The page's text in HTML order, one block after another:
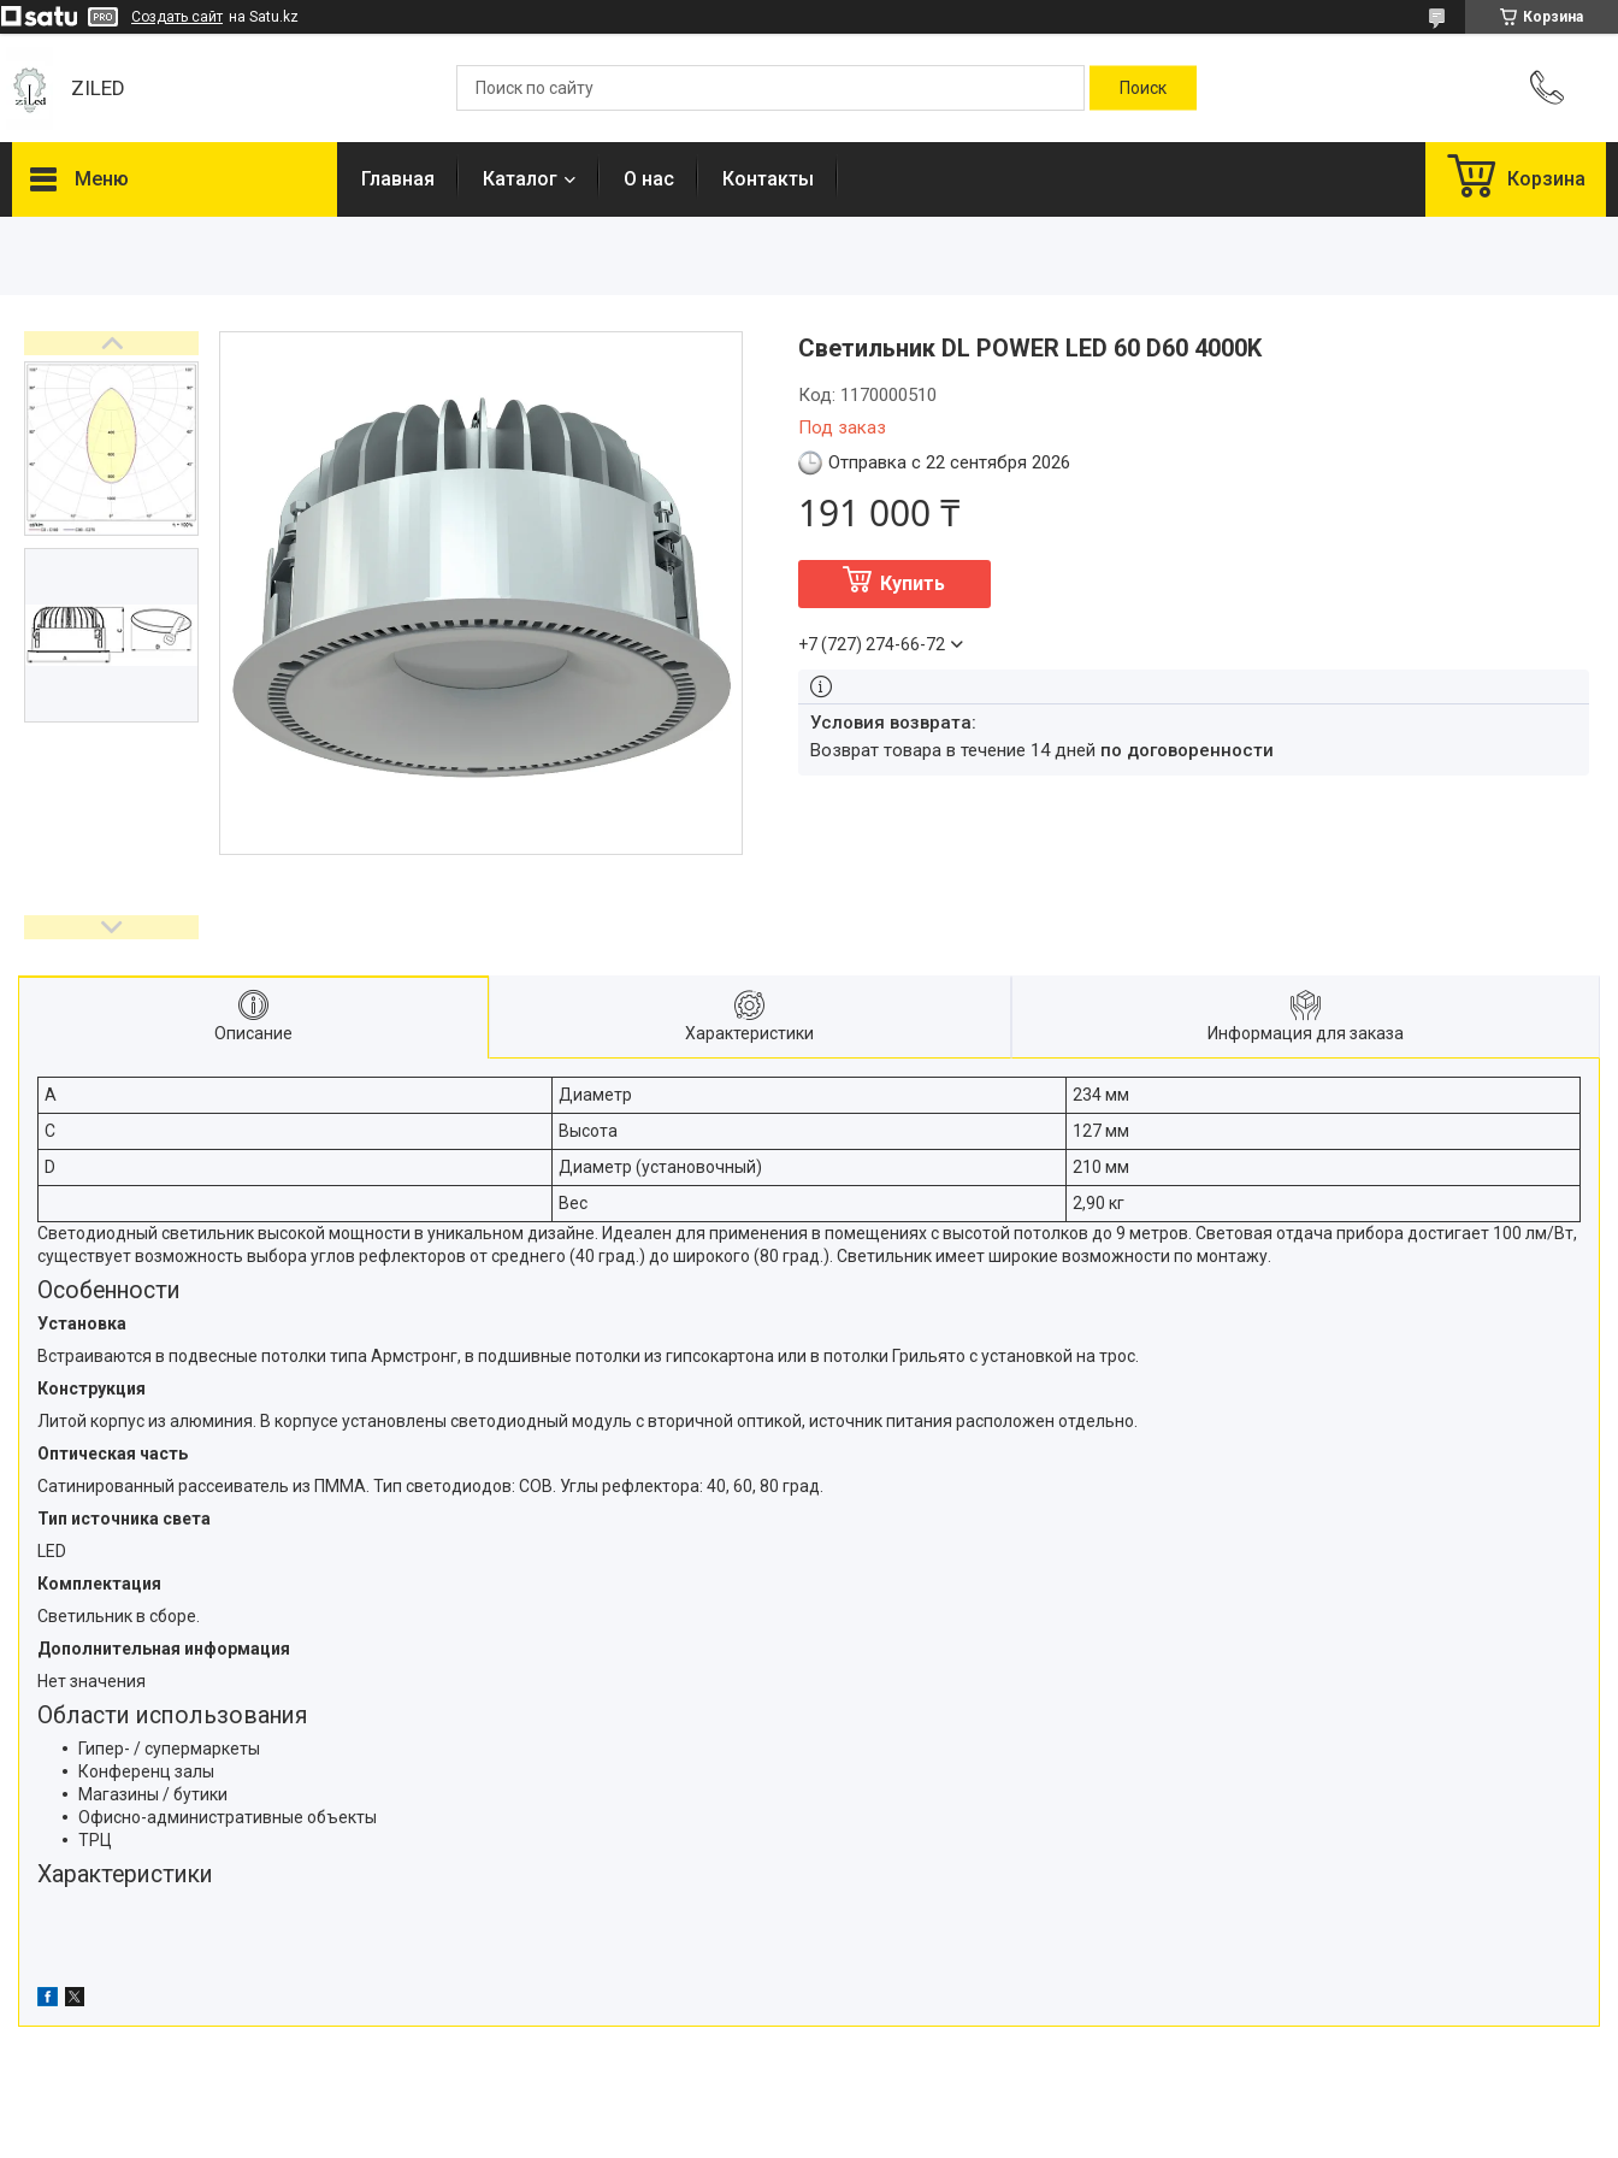
Создать сайт на Satu.kz Корзина
ZILED
Меню
ФАРЛАЙТ
NLCO
INNOLUX
Отзывы
Главная Каталог О нас Контакты Корзина
Светильник DL POWER LED 60 D60 4000K
Под заказ
Код: 1170000510
Отправка с 22 сентября 2026
191 000 ₸
Купить
+7 (727) 274-66-72
возврат товара в течение 14 дней по договоренности
Описание Характеристики Информация для заказа
A Диаметр
234 мм
C
Высота
127 мм
D
Диаметр (установочный)
210 мм
Вес
2,90 кг
Светодиодный светильник высокой мощности в уникальном дизайне. Идеален для применения в помещениях с высотой потолков до 9 метров. Световая отдача прибора достигает 100 лм/Вт,
существует возможность выбора углов рефлекторов от среднего (40 град.) до широкого (80 град.). Светильник имеет широкие возможности по монтажу.
Особенности
Установка
Встраиваются в подвесные потолки типа Армстронг, в подшивные потолки из гипсокартона или в потолки Грильято с установкой на трос.
Конструкция
Литой корпус из алюминия. В корпусе установлены светодиодный модуль с вторичной оптикой, источник питания расположен отдельно.
Оптическая часть
Сатинированный рассеиватель из ПММА. Тип светодиодов: COB. Углы рефлектора: 40, 60, 80 град.
Тип источника света
LED
Комплектация
Светильник в сборе.
Дополнительная информация
Нет значения
Области использования
Гипер- / супермаркеты
Конференц залы
Магазины / бутики
Офисно-административные объекты
ТРЦ
Характеристики